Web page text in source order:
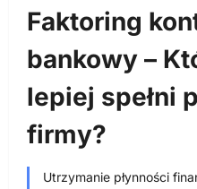
Faktoring
bankowy –
lepiej spełni
firmy?
Utrzymanie płynności